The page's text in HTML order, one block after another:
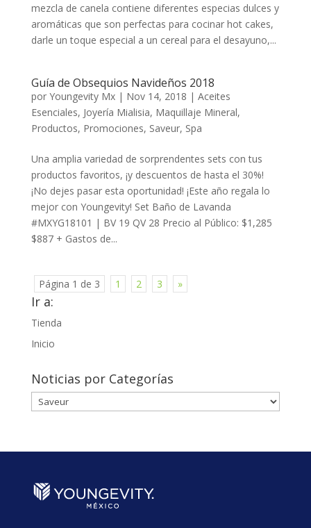
mezcla de canela contiene diferentes especias dulces y
aromáticas que son perfectas para cocinar hot cakes,
darle un toque especial a un cereal para el desayuno,...
Guía de Obsequios Navideños 2018
por Youngevity Mx| Nov 14, 2018 | Aceites
Esenciales, Joyería Mialisia, Maquillaje Mineral,
Productos, Promociones, Saveur, Spa
Una amplia variedad de sorprendentes sets con tus
productos favoritos, ¡y descuentos de hasta el 30%!
¡No dejes pasar esta oportunidad! ¡Este año regala lo
mejor con Youngevity! Set Baño de Lavanda
#MXYG18101 | BV 19 QV 28 Precio al Público: $1,285
$887 + Gastos de...
Página 1 de 3 1 2 3 »
Ir a:
Tienda
Inicio
Noticias por Categorías
Noticias
por